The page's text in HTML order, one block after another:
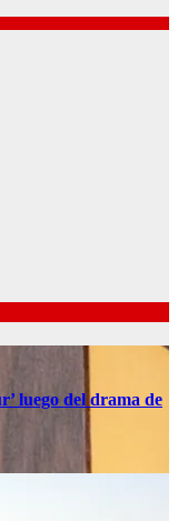
luego del drama de